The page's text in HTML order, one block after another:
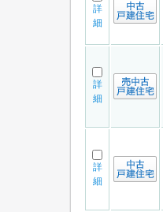
詳
細
詳
細
詳
細